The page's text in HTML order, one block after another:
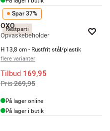
Restparti
Spar 37%
OXO
Opvaskebeholder
H 13,8 cm - Rustfrit stål/plastik
flere varianter
Tilbud 169,95
Pris269,95
På lager online
På lager i butik